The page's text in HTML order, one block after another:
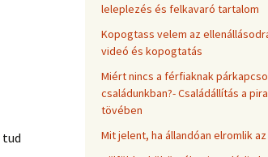
tud
leleplezés és felkavaró tartalom
Kopogtass velem az
videó és kopogtatás
Miért nincs a férfiaknak
családunkban?- Családállítás a
tövében
Mit jelent, ha állandóan elromlik